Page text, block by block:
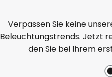
Verpassen Sie keine
Beleuchtungstrends. Jetzt
den Sie bei Ihrem